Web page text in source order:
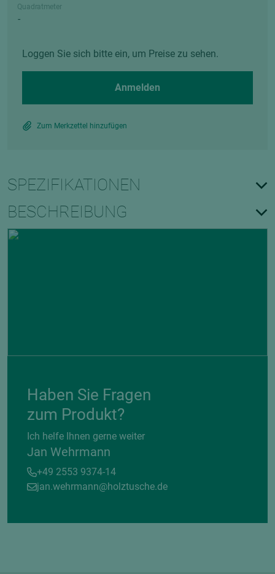
Quadratmeter
Loggen Sie sich bitte ein, um Preise zu sehen.
Anmelden
Zum Merkzettel hinzufügen
SPEZIFIKATIONEN
BESCHREIBUNG
Haben Sie Fragen
zum Produkt?
Ich helfe Ihnen gerne weiter
Jan Wehrmann
+49 2553 9374-14
jan.wehrmann@holztusche.de